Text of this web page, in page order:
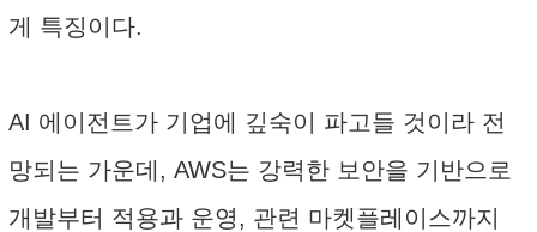
게 특징이다.
AI 에이전트가 기업에 깊숙이 파고들 것이라 전
망되는 가운데, AWS는 강력한 보안을 기반으로
개발부터 적용과 운영, 관련 마켓플레이스까지